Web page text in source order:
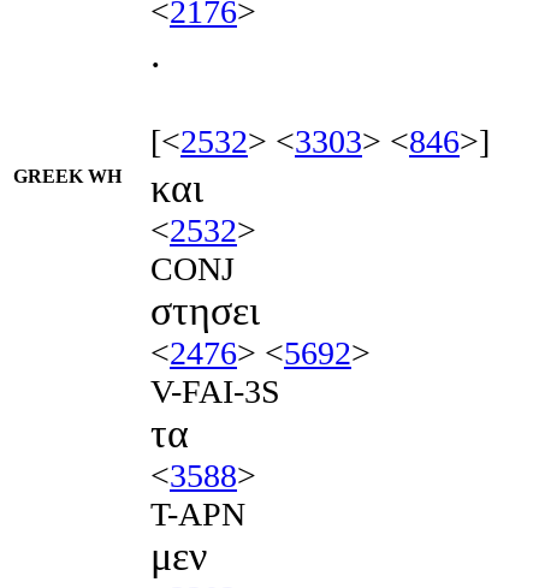
<2176>
.
[<2532> <3303> <846>]
GREEK WH και
<2532>
CONJ
στησει
<2476> <5692>
V-FAI-3S
τα
<3588>
T-APN
μεν